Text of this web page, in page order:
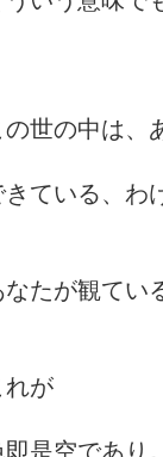
の世の中は、
きている、わ
なたが観てい
れが
即是空であり